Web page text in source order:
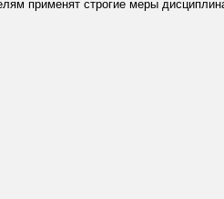
применят строгие меры